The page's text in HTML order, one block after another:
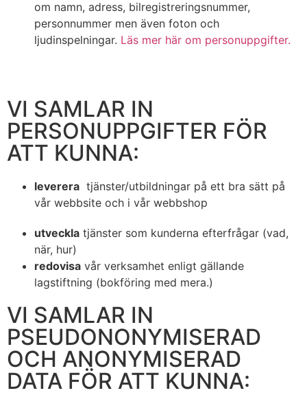
om namn, adress, bilregistreringsnummer,
personnummer men även foton och
ljudinspelningar. Läs mer här om personuppgifter.
VI SAMLAR IN
PERSONUPPGIFTER FÖR
ATT KUNNA:
leverera tjänster/utbildningar på ett bra sätt på
vår webbsite och i vår webbshop
utveckla tjänster som kunderna efterfrågar (vad,
när, hur)
redovisa vår verksamhet enligt gällande
lagstiftning (bokföring med mera.)
VI SAMLAR IN
PSEUDONONYMISERAD
OCH ANONYMISERAD
DATA FÖR ATT KUNNA: